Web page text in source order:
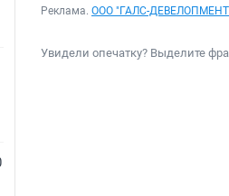
Реклама. ООО "ГАЛС-
Увидели опечатку? Выделите